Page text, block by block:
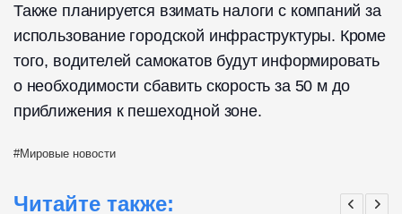
Также планируется взимать налоги с компаний за
использование городской инфраструктуры. Кроме
того, водителей самокатов будут информировать
о необходимости сбавить скорость за 50 м до
приближения к пешеходной зоне.
Мировые новости
Читайте также: